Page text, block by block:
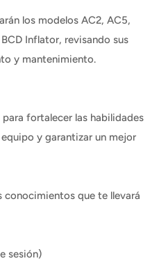
los modelos AC2, AC5,
Inflator, revisando sus
y mantenimiento.
fortalecer las habilidades
y garantizar un mejor
conocimientos que te llevará
sesión)